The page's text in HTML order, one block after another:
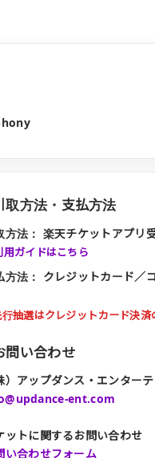
取方法・支払方法
方法： 楽天チケットアプリ
用ガイドはこちら
方法： クレジットカード／
抽選はクレジットカード決済
問い合わせ
）アップダンス・エンター
ent.com
ットに関するお問い合わせ
い合わせフォーム